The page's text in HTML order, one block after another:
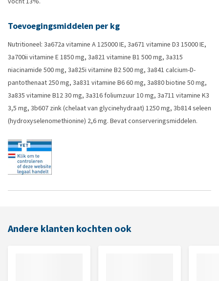
Toevoegingsmiddelen per kg
Nutritioneel: 3a672a vitamine A 125000 IE, 3a671 vitamine D3 15000 IE,
3a700ii vitamine E 1850 mg, 3a821 vitamine B1 500 mg, 3a315
niacinamide 500 mg, 3a825i vitamine B2 500 mg, 3a841 calcium-D-
pantothenaat 250 mg, 3a831 vitamine B6 60 mg, 3a880 biotine 50 mg,
3a835 vitamine B12 30 mg, 3a316 foliumzuur 10 mg, 3a711 vitamine K3
3,5 mg, 3b607 zink (chelaat van glycinehydraat) 1250 mg, 3b814 seleen
(hydroxyselenomethionine) 2,6 mg. Bevat conserveringsmiddelen.
Andere klanten kochten ook